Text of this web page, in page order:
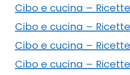
Cibo e cucina –
Cibo e cucina –
Cibo e cucina –
Cibo e cucina –